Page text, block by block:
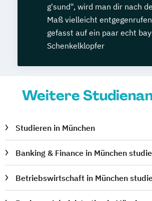
g'sund", wird man dir nach
Maß vielleicht
gefasst auf ein paar echt
Schenkelklopfer
Weitere
Studieren in München
Banking & Finance in München
Betriebswirtschaft in München